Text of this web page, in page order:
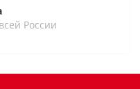
России